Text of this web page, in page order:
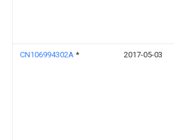
CN106994302A * 2017-05-03